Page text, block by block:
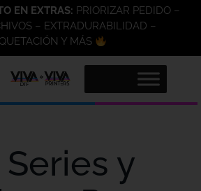
EN EXTRAS: PRIORIZAR PEDIDO –
– EXTRADURABILIDAD –
Y MÁS
y